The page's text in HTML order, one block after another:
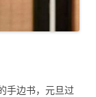
手边书，元旦过